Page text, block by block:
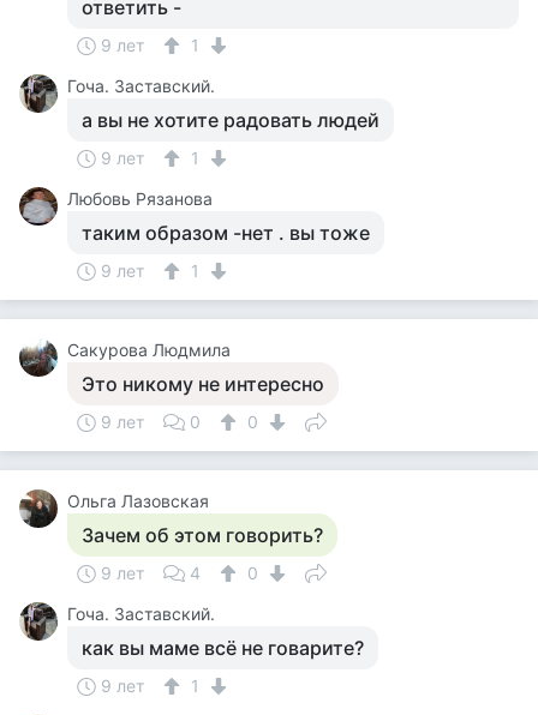
ответить -
9 лет
1
Гоча. Заставский.
а вы не хотите радовать людей
9 лет
1
Любовь Рязанова
таким образом -нет . вы тоже
9 лет 1
Cакурова Людмила
Это никому не интересно
9 лет 0 0
Ольга Лазовская
Зачем об этом говорить?
9 лет 4
0
Гоча. Заставский.
как вы маме всё не говарите?
9 лет
1